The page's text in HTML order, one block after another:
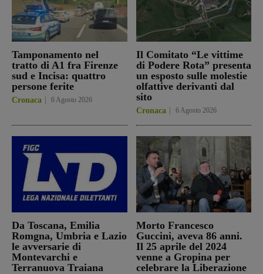
Tamponamento nel
tratto di A1 fra Firenze
sud e Incisa: quattro
persone ferite
Cronaca 6 Agosto 2026
Il Comitato “Le vittime
di Podere Rota” presenta
un esposto sulle molestie
olfattive derivanti dal
sito
Cronaca 6 Agosto 2026
Da Toscana, Emilia
Romgna, Umbria e Lazio
le avversarie di
Montevarchi e
Terranuova Traiana
Morto Francesco
Guccini, aveva 86 anni.
Il 25 aprile del 2024
venne a Gropina per
celebrare la Liberazione